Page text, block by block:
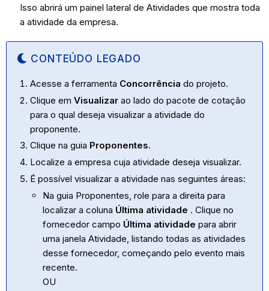
Isso abrirá um painel lateral de Atividades que mostra toda
a atividade da empresa.
CONTEÚDO LEGADO
Acesse a ferramenta Concorrência do projeto.
Clique emVisualizar ao lado do pacote de cotação
para o qual deseja visualizar a atividade do
proponente.
Clique na guia Proponentes.
Localize a empresa cuja atividade deseja visualizar.
É possível visualizar a atividade nas seguintes áreas:
Na guia Proponentes, role para a direita para
localizar a coluna Última atividade . Clique no
fornecedor campo Última atividade para abrir
uma janela Atividade, listando todas as atividades
desse fornecedor, começando pelo evento mais
recente.
OU